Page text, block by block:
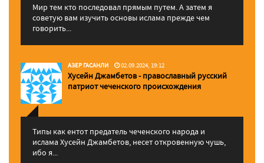
Мир тем кто последовал прямым путем. А затем я
советую вам изучить основы ислама прежде чем
говорить...
АЗЕР ГАСАНЛИ 02.09.2024, 19:12
Хусейн Джамбетов - православный русский
патриот чеченского происхождения
Типы как ентот предатель чеченского народа и
ислама Хусейн Джамбетов, несет откровенную чушь,
ибо я...